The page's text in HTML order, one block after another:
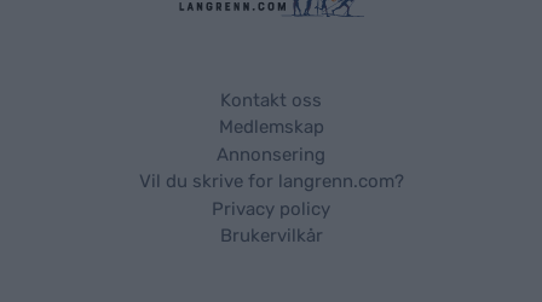
Kontakt oss
Medlemskap
Annonsering
Vil du skrive for langrenn.com?
Privacy policy
Brukervilkår